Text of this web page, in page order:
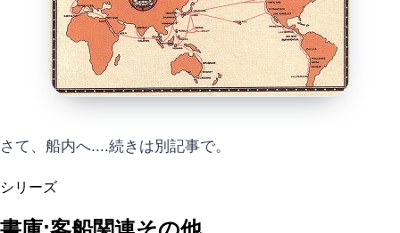
さて、船内へ....続きは別記事で。
シリーズ